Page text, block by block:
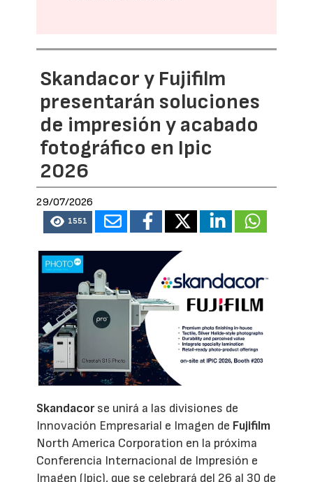
Skandacor y Fujifilm
presentarán soluciones
de impresión y acabado
fotográfico en Ipic
2026
29/07/2026
1551
Skandacorse unirá a las divisiones de
Innovación Empresarial e Imagen de Fujifilm
North America Corporation en la próxima
Conferencia Internacional de Impresión e
Imagen (Ipic), que se celebrará del 26 al 30 de